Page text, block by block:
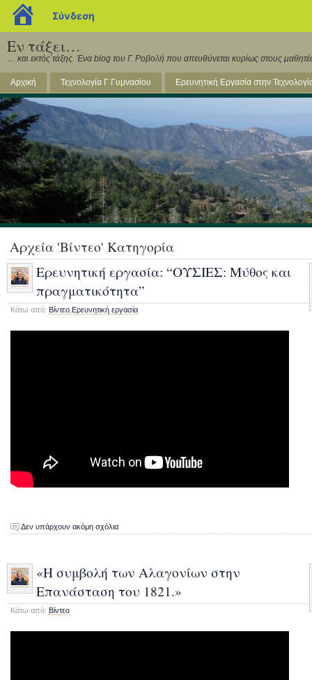
blogs.sch.gr
Σύνδεση
Εν τάξει…
… και εκτός τάξης. Ένα blog του Γ. Ροβολή που απευθύνεται κυρίως στους μαθητές
Αρχική Τεχνολογία Γ Γυμνασίου Ερευνητική Εργασία στην
Αρχεία 'Βίντεο' Κατηγορία
Ερευνητική εργασία: “ΟΥΣΙΕΣ: Μύθος και
πραγματικότητα”
Κάτω από: Βίντεο Ερευνητική εργασία
Δεν υπάρχουν ακόμη σχόλια
«Η συμβολή των Αλαγονίων στην
Επανάσταση του 1821.»
Κάτω από: Βίντεο